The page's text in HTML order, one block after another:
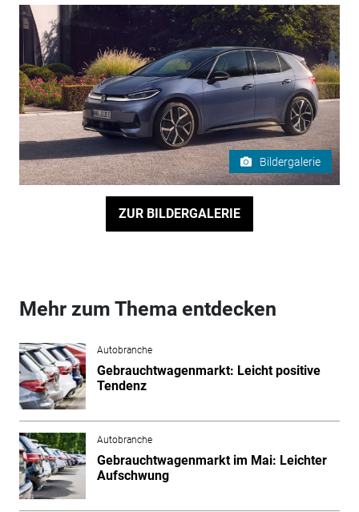
Bildergalerie
ZUR BILDERGALERIE
Mehr zum Thema entdecken
Autobranche
Gebrauchtwagenmarkt: Leicht positive
Tendenz
Autobranche
Gebrauchtwagenmarkt im Mai: Leichter
Aufschwung